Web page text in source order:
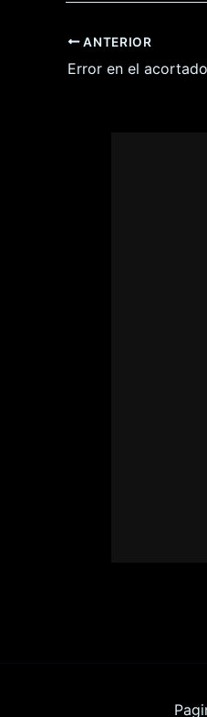
ANTERIOR
Error en el